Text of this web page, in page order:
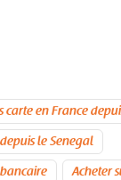
carte en France
le Senegal
Acheter